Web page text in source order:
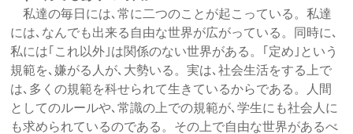
私達の毎日には､常に二つのことが起こっている。私達
には､なんでも出来る自由な世界が広がっている。同時に､
私には｢これ以外｣は関係のない世界がある。｢定め｣という
規範を､嫌がる人が､大勢いる。実は､社会生活をする上で
は､多くの規範を科せられて生きているからである。人間
としてのルールや､常識の上での規範が､学生にも社会人に
も求められているのである。その上で自由な世界があるべ